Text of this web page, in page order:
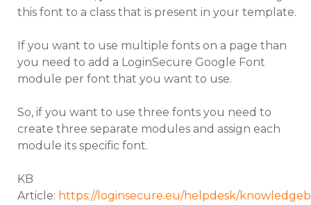
this font to a class that is present in your template.
If you want to use multiple fonts on a page than
you need to add a LoginSecure Google Font
module per font that you want to use.
So, if you want to use three fonts you need to
create three separate modules and assign each
module its specific font.
KB
Article: https://loginsecure.eu/helpdesk/